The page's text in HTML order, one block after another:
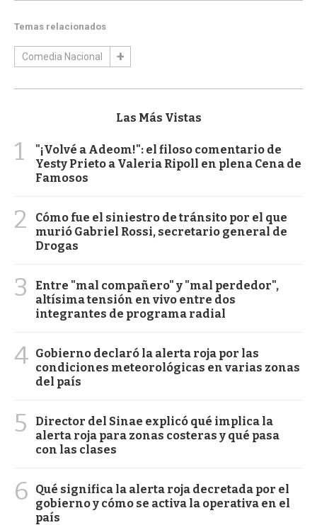
Temas relacionados
Comedia Nacional
Las Más Vistas
1
"¡Volvé a Adeom!": el filoso comentario de
Yesty Prieto a Valeria Ripoll en plena Cena de
Famosos
2
Cómo fue el siniestro de tránsito por el que
murió Gabriel Rossi, secretario general de
Drogas
3
Entre "mal compañero" y "mal perdedor",
altísima tensión en vivo entre dos
integrantes de programa radial
4 Gobierno declaró la alerta roja por las
condiciones meteorológicas en varias zonas
del país
5
Director del Sinae explicó qué implica la
alerta roja para zonas costeras y qué pasa
con las clases
6
Qué significa la alerta roja decretada por el
gobierno y cómo se activa la operativa en el
país